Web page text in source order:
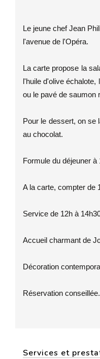
Le jeune chef Jean
l'avenue de l'Opéra.
La carte propose la
l'huile d'olive
ou le pavé de saumon
Pour le dessert, on se
au chocolat.
Formule du déjeuner
A la carte, compter de
Service de 12h à
Accueil charmant de
Décoration
Réservation conseillée.
Services et